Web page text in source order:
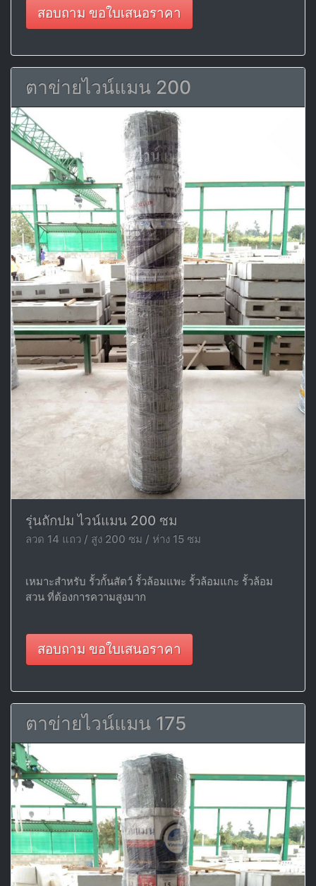
สอบถาม ขอใบเสนอราคา
ตาข่ายไวน์แมน 200
รุ่นถักปม ไวน์แมน 200 ซม
ลวด 14 แถว / สูง 200 ซม / ห่าง 15 ซม
เหมาะสำหรับ รั้วกั้นสัตว์ รั้วล้อมแพะ รั้วล้อมแกะ รั้วล้อม
สวน ที่ต้องการความสูงมาก
สอบถาม ขอใบเสนอราคา
ตาข่ายไวน์แมน 175